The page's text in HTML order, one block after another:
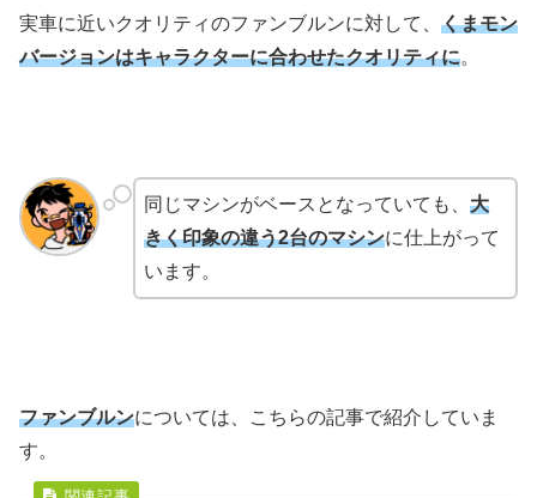
実車に近いクオリティのファンブルンに対して、 くまモン
バージョンはキャラクターに合わせたクオリティに。
同じマシンがベースとなっていても、 大
きく印象の違う2台のマシンに仕上がって
います。
ファンブルンについては、こちらの記事で紹介していま
す。